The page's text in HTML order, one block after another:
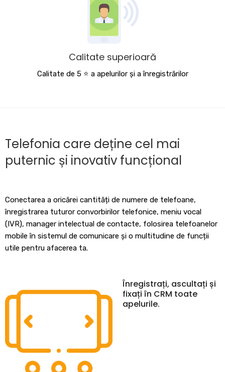
Calitate superioară
Calitate de 5 ⭐️ a apelurilor și a înregistrărilor
Telefonia care deține cel mai
puternic și inovativ funcțional
Conectarea a oricărei cantități de numere de telefoane,
înregistrarea tuturor convorbirilor telefonice, meniu vocal
(IVR), manager intelectual de contacte, folosirea telefoanelor
mobile în sistemul de comunicare și o multitudine de funcții
utile pentru afacerea ta.
Înregistrați, ascultați și
fixați în CRM toate
apelurile.